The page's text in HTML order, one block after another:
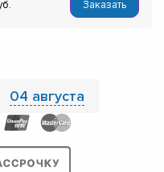
Заказать
04 августа